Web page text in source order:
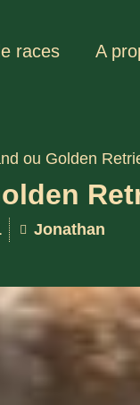
races A
ou Golden
Jonathan